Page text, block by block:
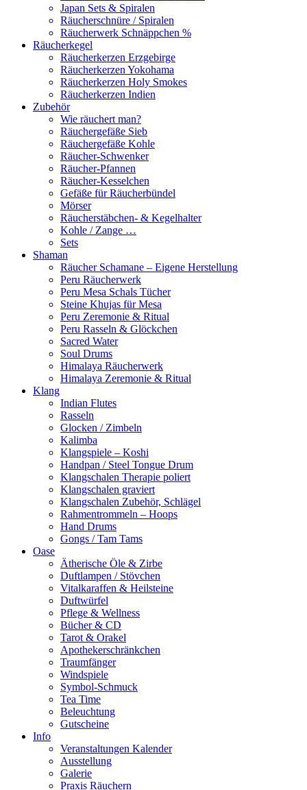
Japan Sets & Spiralen
Räucherschnüre / Spiralen
Räucherwerk Schnäppchen %
Räucherkegel
Räucherkerzen Erzgebirge
Räucherkerzen Yokohama
Räucherkerzen Holy Smokes
Räucherkerzen Indien
Zubehör
Wie räuchert man?
Räuchergefäße Sieb
Räuchergefäße Kohle
Räucher-Schwenker
Räucher-Pfannen
Räucher-Kesselchen
Gefäße für Räucherbündel
Mörser
Räucherstäbchen- & Kegelhalter
Kohle / Zange …
Sets
Shaman
Räucher Schamane – Eigene Herstellung
Peru Räucherwerk
Peru Mesa Schals Tücher
Steine Khujas für Mesa
Peru Zeremonie & Ritual
Peru Rasseln & Glöckchen
Sacred Water
Soul Drums
Himalaya Räucherwerk
Himalaya Zeremonie & Ritual
Klang
Indian Flutes
Rasseln
Glocken / Zimbeln
Kalimba
Klangspiele – Koshi
Handpan / Steel Tongue Drum
Klangschalen Therapie poliert
Klangschalen graviert
Klangschalen Zubehör, Schlägel
Rahmentrommeln – Hoops
Hand Drums
Gongs / Tam Tams
Oase
Ätherische Öle & Zirbe
Duftlampen / Stövchen
Vitalkaraffen & Heilsteine
Duftwürfel
Pflege & Wellness
Bücher & CD
Tarot & Orakel
Apothekerschränkchen
Traumfänger
Windspiele
Symbol-Schmuck
Tea Time
Beleuchtung
Gutscheine
Info
Veranstaltungen Kalender
Ausstellung
Galerie
Praxis Räuchern